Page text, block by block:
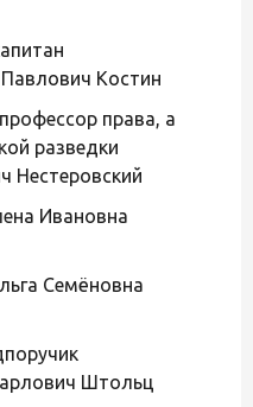
Павлович Костин
права, а
разведки
Нестеровский
Ивановна
Семёновна
Штольц